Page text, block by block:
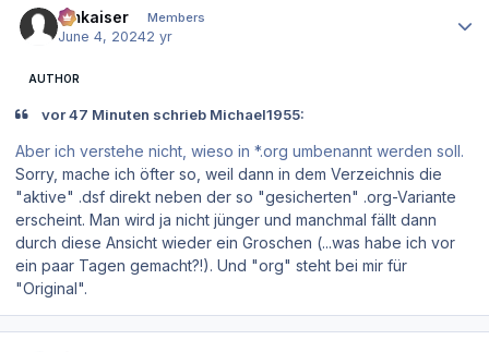
hmkaiser Members
June 4, 20242 yr
AUTHOR
vor 47 Minuten schrieb Michael1955:
Aber ich verstehe nicht, wieso in *.org umbenannt werden soll.
Sorry, mache ich öfter so, weil dann in dem Verzeichnis die
"aktive" .dsf direkt neben der so "gesicherten" .org-Variante
erscheint. Man wird ja nicht jünger und manchmal fällt dann
durch diese Ansicht wieder ein Groschen (...was habe ich vor
ein paar Tagen gemacht?!). Und "org" steht bei mir für
"Original".